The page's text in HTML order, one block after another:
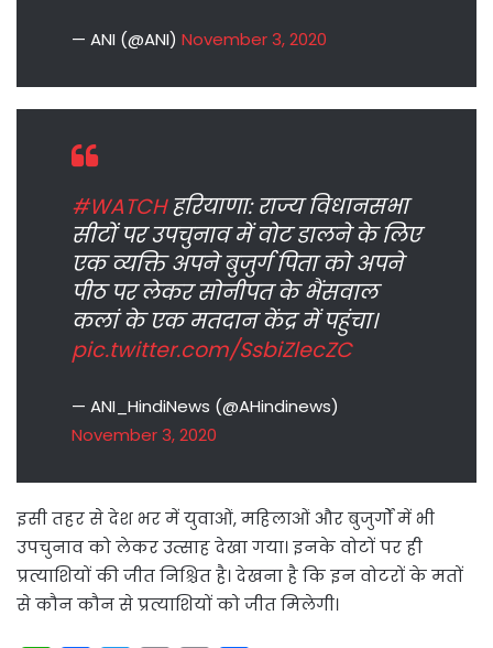
— ANI (@ANI) November 3, 2020
#WATCHहरियाणा: राज्य विधानसभा
सीटों पर उपचुनाव में वोट डालने के लिए
एक व्यक्ति अपने बुजुर्ग पिता को अपने
पीठ पर लेकर सोनीपत के भैंसवाल
कलां के एक मतदान केंद्र में पहुंचा।
pic.twitter.com/SsbiZlecZC
— ANI_HindiNews (@AHindinews)
November 3, 2020
इसी तहर से देश भर में युवाओं, महिलाओं और बुजुर्गों में भी
उपचुनाव को लेकर उत्साह देखा गया। इनके वोटों पर ही
प्रत्याशियों की जीत निश्चित है। देखना है कि इन वोटरों के मतों
से कौन कौन से प्रत्याशियों को जीत मिलेगी।